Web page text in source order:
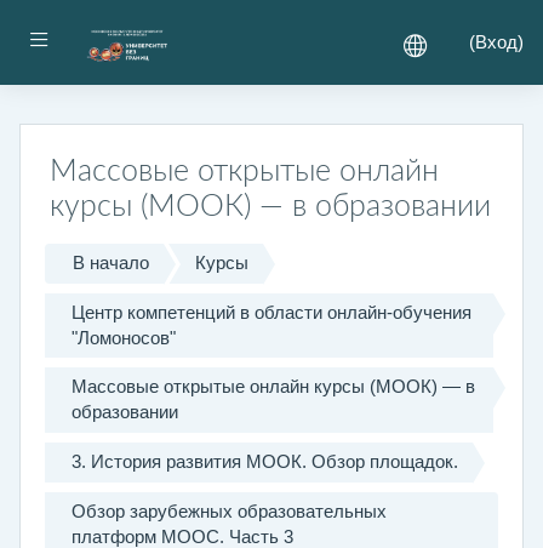
Боковая панель (Вход)
Массовые открытые онлайн
курсы (МООК) — в образовании
В начало Курсы
Центр компетенций в области онлайн-обучения
"Ломоносов"
Массовые открытые онлайн курсы (МООК) — в
образовании
3. История развития МООК. Обзор площадок.
Обзор зарубежных образовательных
платформ MOOC. Часть 3